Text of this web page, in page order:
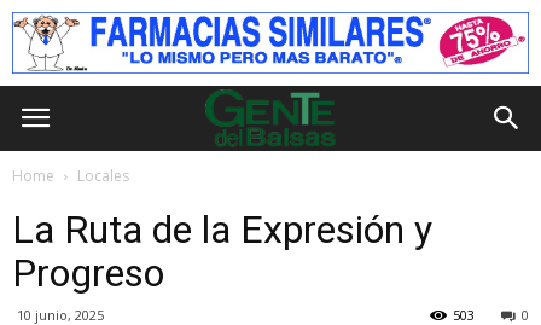
Home Locales
La Ruta de la Expresión y
Progreso
10 junio, 2025 0
503